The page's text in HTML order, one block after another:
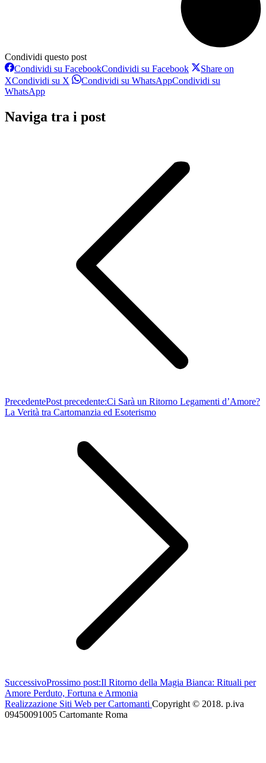
Condividi questo post
Condividi su FacebookCondividi su Facebook
Share on
XCondividi su X Condividi su WhatsAppCondividi su
WhatsApp
Naviga tra i post
PrecedentePost precedente:Ci Sarà un Ritorno Legamenti d’Amore?
La Verità tra Cartomanzia ed Esoterismo
SuccessivoProssimo post:Il Ritorno della Magia Bianca: Rituali per
Amore Perduto, Fortuna e Armonia
Realizzazione Siti Web per Cartomanti Copyright © 2018. p.iva
09450091005 Cartomante Roma